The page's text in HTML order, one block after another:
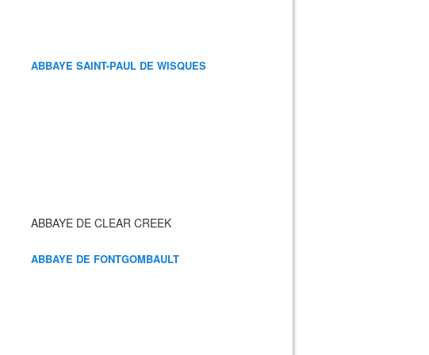
ABBAYE SAINT-PAUL DE WISQUES
ABBAYE DE CLEAR CREEK
ABBAYE DE FONTGOMBAULT